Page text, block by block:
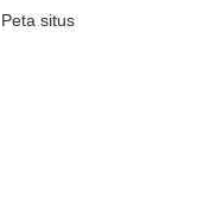
Peta situs